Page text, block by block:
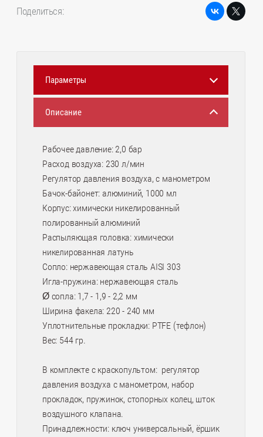
Поделиться:
Параметры
Описание
Рабочее давление: 2,0 бар
Расход воздуха: 230 л/мин
Регулятор давления воздуха, с манометром
Бачок-байонет: алюминий, 1000 мл
Корпус: химически никелированный
полированный алюминий
Распыляющая головка: химически
никелированная латунь
Сопло: нержавеющая сталь AISI 303
Игла-пружина: нержавеющая сталь
Ø сопла: 1,7 - 1,9 - 2,2 мм
Ширина факела: 220 - 240 мм
Уплотнительные прокладки: PTFE (тефлон)
Вес: 544 гр.
В комплекте с краскопультом: регулятор
давления воздуха с манометром, набор
прокладок, пружинок, стопорных колец, шток
воздушного клапана.
Принадлежности: ключ универсальный, ёршик